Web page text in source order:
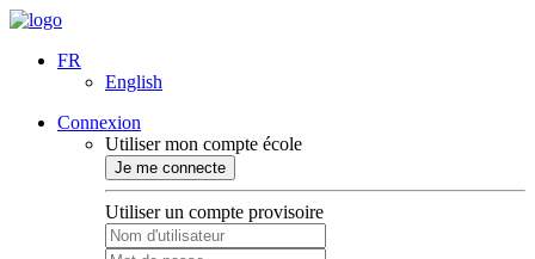
FR
English
Connexion
Utiliser mon compte école
Je me connecte
Utiliser un compte provisoire